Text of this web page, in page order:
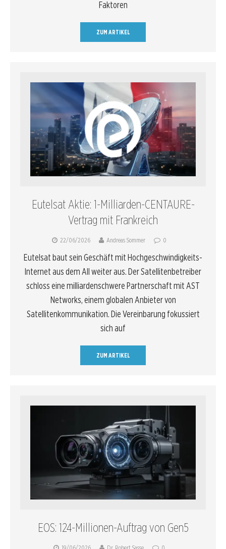
Faktoren
ZUM ARTIKEL
Eutelsat Aktie: 1-Milliarden-CENTAURE-
Vertrag mit Frankreich
22/06/2026 Andreas Sommer 0
Eutelsat baut sein Geschäft mit Hochgeschwindigkeits-
Internet aus dem All weiter aus. Der Satellitenbetreiber
schloss eine milliardenschwere Partnerschaft mit AST
Networks, einem globalen Anbieter von
Satellitenkommunikation. Die Vereinbarung fokussiert
sich auf
ZUM ARTIKEL
EOS: 124-Millionen-Auftrag von Gen5